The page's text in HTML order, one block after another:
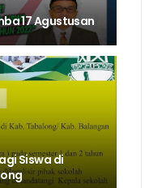
17 Agustusan
Siswa di